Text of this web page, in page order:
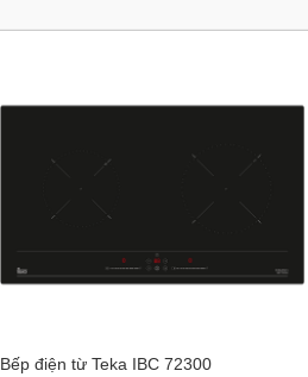
Bếp điện từ Teka IBC 72300